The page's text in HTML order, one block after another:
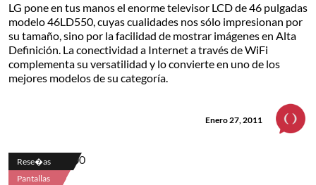
LG pone en tus manos el enorme televisor LCD de 46 pulgadas
modelo 46LD550, cuyas cualidades nos sólo impresionan por
su tamaño, sino por la facilidad de mostrar imágenes en Alta
Definición. La conectividad a Internet a través de WiFi
complementa su versatilidad y lo convierte en uno de los
mejores modelos de su categoría.
Enero 27, 2011
Rese�as
Pantallas